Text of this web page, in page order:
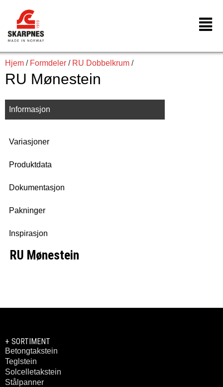
innholdet
Hjem / Formdeler / RU Dobbelkrum /
RU Mønestein
Informasjon
Variasjoner
Produktdata
Dokumentasjon
Pakninger
Inspirasjon
RU Mønestein
+ SORTIMENT
Betongtakstein
Teglstein
Solcelletakstein
Stålpanner